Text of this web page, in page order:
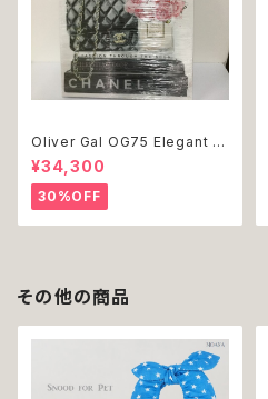
Oliver Gal OG75 Elegant E
ssentials Paris 絵 アート イ
ンテリア お祝い 贈り物 プレゼ
ント 結婚 新築 開店 周年 バー
スデイ 誕生日 ご褒美
¥34,300
30%OFF
その他の商品